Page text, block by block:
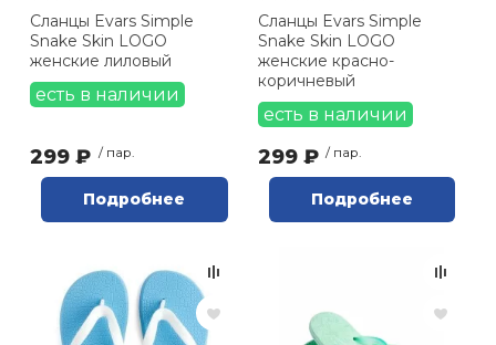
Сланцы Evars Simple
Snake Skin LOGO
женские лиловый
есть в наличии
299 ₽ / пар.
Подробнее
Сланцы Evars Simple
Snake Skin LOGO
женские красно-
коричневый
есть в наличии
299 ₽ / пар.
Подробнее